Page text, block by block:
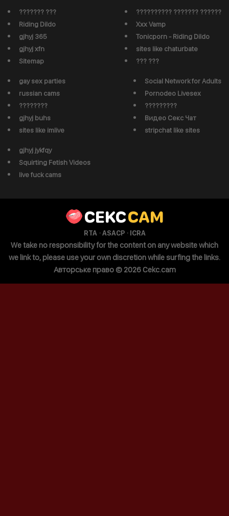
??????? ???
Riding Dildo
gjhyj 365
gjhyj xfn
Sitemap
?????????? ??????? ??????
Xxx Vamp
Tonicporn - Riding Dildo
sites like chaturbate
??? ???
gay sex parties
russian cams
????????
gjhyj buhs
sites like imlive
Social Network for Adults
Pornodeo Livesex
?????????
Видео Секс Чат
stripchat like sites
gjhyj jykfqy
Squirting Fetish Videos
live fuck cams
CEKCCAM
RTA·ASACP· ICRA
We take no responsibility for the content on any website which
we link to, please use your own discretion while surfing the links.
Авторське право © 2026 Cekc.cam